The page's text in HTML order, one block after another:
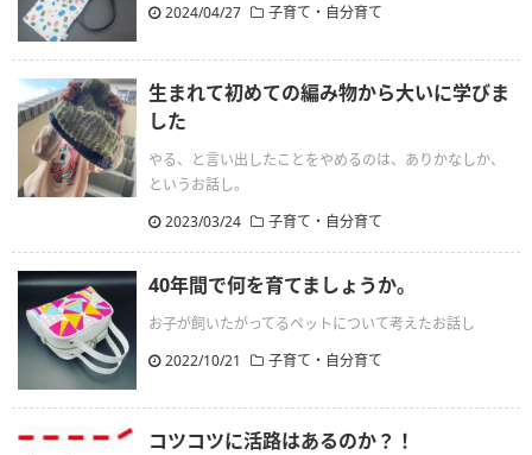
2024/04/27
子育て・自分育て
生まれて初めての編み物から大いに学びま
した
やる、と言い出したことをやめるのは、ありかなしか、
というお話し。
2023/03/24
子育て・自分育て
40年間で何を育てましょうか。
お子が飼いたがってるペットについて考えたお話し
2022/10/21
子育て・自分育て
コツコツに活路はあるのか？！